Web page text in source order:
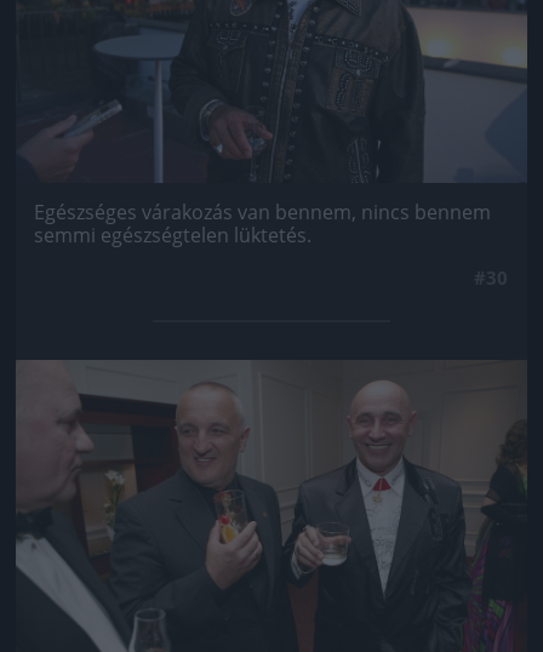
Egészséges várakozás van bennem, nincs bennem
semmi egészségtelen lüktetés.
Jön még kép!